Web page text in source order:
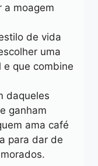
a moagem
de vida
uma
e que combine
daqueles
ganham
ama café
para dar de